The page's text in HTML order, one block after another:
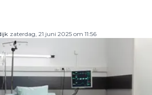
zaterdag, 21 juni 2025 om 11:56